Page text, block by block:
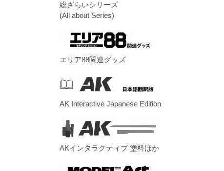
総ざらいシリーズ
(All about Series)
エリア88関連グッズ
AK Interactive Japanese Edition
AKインタラクティブ 塗料ほか